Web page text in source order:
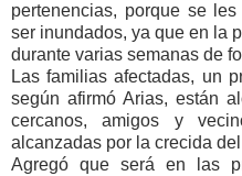
pertenencias, porque se
ser inundados, ya que en la
durante varias semanas de
Las familias afectadas, un
según afirmó Arias, están
cercanos, amigos y
alcanzadas por la crecida
Agregó que será en las